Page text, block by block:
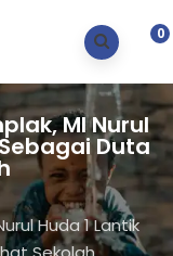
0
MI Nurul
Duta
Huda 1 Lantik
Sekolah